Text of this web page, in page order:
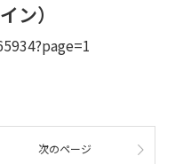
ン）
次のページ